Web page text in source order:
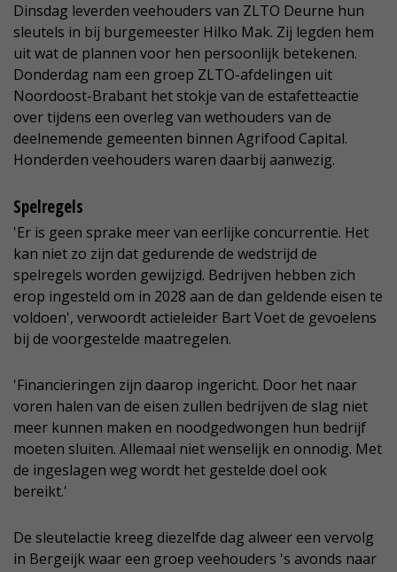
Dinsdag leverden veehouders van ZLTO Deurne hun
sleutels in bij burgemeester Hilko Mak. Zij legden hem
uit wat de plannen voor hen persoonlijk betekenen.
Donderdag nam een groep ZLTO-afdelingen uit
Noordoost-Brabant het stokje van de estafetteactie
over tijdens een overleg van wethouders van de
deelnemende gemeenten binnen Agrifood Capital.
Honderden veehouders waren daarbij aanwezig.
Spelregels
'Er is geen sprake meer van eerlijke concurrentie. Het
kan niet zo zijn dat gedurende de wedstrijd de
spelregels worden gewijzigd. Bedrijven hebben zich
erop ingesteld om in 2028 aan de dan geldende eisen te
voldoen', verwoordt actieleider Bart Voet de gevoelens
bij de voorgestelde maatregelen.
'Financieringen zijn daarop ingericht. Door het naar
voren halen van de eisen zullen bedrijven de slag niet
meer kunnen maken en noodgedwongen hun bedrijf
moeten sluiten. Allemaal niet wenselijk en onnodig. Met
de ingeslagen weg wordt het gestelde doel ook
bereikt.'
De sleutelactie kreeg diezelfde dag alweer een vervolg
in Bergeijk waar een groep veehouders 's avonds naar